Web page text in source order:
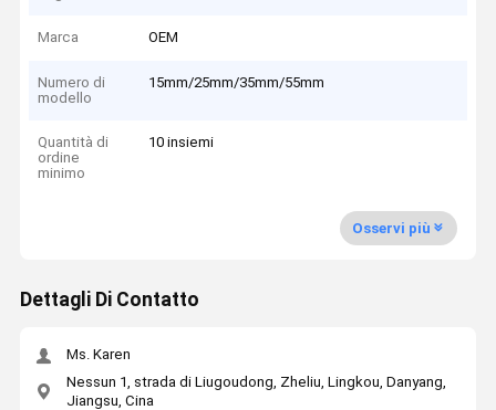
Marca OEM
Numero di
modello
15mm/25mm/35mm/55mm
Quantità di
ordine
minimo
10 insiemi
Osservi più
Dettagli Di Contatto
Ms. Karen
Nessun 1, strada di Liugoudong, Zheliu, Lingkou, Danyang,
Jiangsu, Cina